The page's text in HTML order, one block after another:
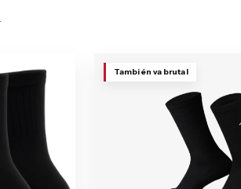
También va brutal